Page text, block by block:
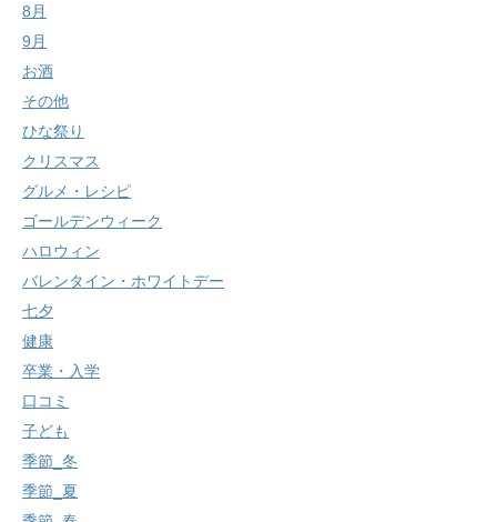
8月
9月
お酒
その他
ひな祭り
クリスマス
グルメ・レシピ
ゴールデンウィーク
ハロウィン
バレンタイン・ホワイトデー
七夕
健康
卒業・入学
口コミ
子ども
季節_冬
季節_夏